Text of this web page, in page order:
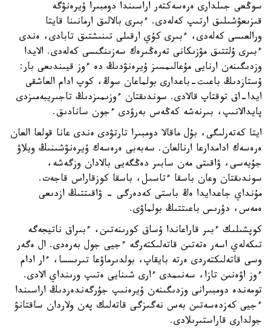
سوڭعى جىلدارى ەرەسەكتەر اراسىندا دومبىرا ۇيرەنۋگە
قىزىعۋشىلىق ارتىپ كەلەدى. ءبىرى بالالىق ارمانىنا قايتا
ورالعىسى كەلەدى، ءبىرى كۇي ارقىلى تىنىشتىق تابادى، ەندى
ءبىرى ۇلتتىق مۋزىكانى تەرەڭىرەك سەزىنگىسى كەلەدى. الايدا
وزدىگىنەن ارنايى مۇعالىمسىز ۇيرەنۋدىڭ دە ءوز قيىندىعى بار:
ۇستازدىڭ باعىت-باعدارى بولماعان سوڭ، كوپ ادام العاشقى
ايدا-اق توقتاپ قالادى. سوندىقتان ءوزىمىزدىڭ تاجىريبەمىزدى
پايدالانىپ، بىرنەشە كەڭەس بەرۋدى ءجون سانادىق.
ايتا كەتەرلىگى، بۇل ماقالا دومبىرا تارتۋدى ەندى عانا قولعا العان
ەرەسەك ادامدارعا ارنالعان. سەبەبى ەرەسەك ۇيرەنۋشىنىڭ ويلاۋ
جۇيەسى، ۋاقىتى مەن سابىر دەڭگەيى بالادان وزگەشە،
سوندىقتان وعان باسقا ءتاسىل، باسقا كوزقاراس قاجەت.
مۇنداي جاعدايدا ەڭ باستى كەدەرگى - ۋاقىتتىڭ ازدىعى
ەمەس، دۇرىس باعىتتىڭ بولماۋى.
كوپشىلىك ءبىر قاراعاندا ۇساق كورىنەتىن، ءبىراق ناتيجەگە
تىكەلەي اسەر ەتەتىن قاتەلىكتەرگە ءجيى جول بەرەدى. ال ەگەر
وسى قاتەلىكتەردى ەرتە بايقاپ، بولدىرماۋعا تىرىسسا، ءار ادام
ءوز اۋەنىن تازا، سەنىمدى ءارى شىنايى ەتىپ ورىنداي الادى.
تومەندە دومبىرانى وزدىگىنەن ۇيرەنىپ جۇرگەندەردىڭ اراسىندا
ءجيى كەزدەسەتىن بەس نەگىزگى قاتەلىك پەن ولاردان ساقتانۋ
جولدارى قاراستىرىلادى.